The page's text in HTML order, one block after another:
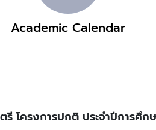
Academic Calendar
โครงการปกติ ประจำปีการศึก